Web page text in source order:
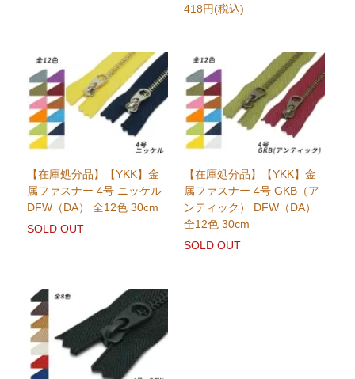
418円(税込)
【在庫処分品】【YKK】金
属ファスナー 4号 ニッケル
DFW（DA） 全12色 30cm
SOLD OUT
【在庫処分品】【YKK】金
属ファスナー 4号 GKB（ア
ンティック） DFW（DA）
全12色 30cm
SOLD OUT